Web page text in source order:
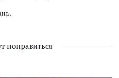
понравиться